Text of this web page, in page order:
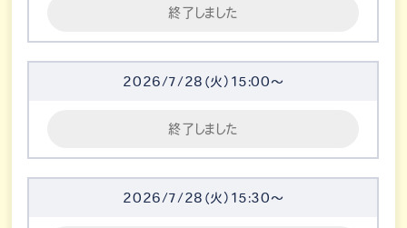
終了しました
2026/7/28（火）15:00～
終了しました
2026/7/28（火）15:30～